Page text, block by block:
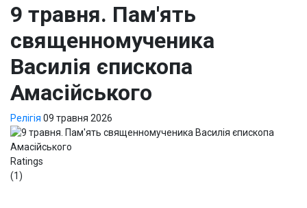
9 травня. Пам'ять
священномученика
Василія єпископа
Амасійського
Релігія 09 травня 2026
Ratings
(1)